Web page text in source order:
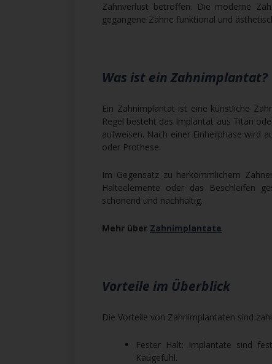
Zahnverlust betroffen. Die moderne
gegangene Zähne funktional und
Was ist ein Zahnimplantat?
Ein Zahnimplantat ist eine künstliche
Regel besteht das Implantat aus Titan
aufweisen. Nach einer Einheilphase wird
oder Prothese.
Im Gegensatz zu herkömmlichem
Halteelemente oder das Beschleifen
schonend und nachhaltig.
Mehr über Zahnimplantate
Vorteile im Überblick
Die Vorteile von Zahnimplantaten sind
Fester Halt: Implantate sind
Kaugefühl.